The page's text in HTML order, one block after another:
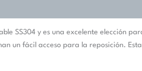
SS304 y es una excelente elección
un fácil acceso para la reposición.